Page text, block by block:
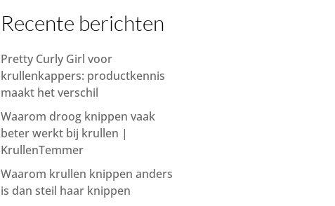
Recente berichten
Pretty Curly Girl voor
krullenkappers: productkennis
maakt het verschil
Waarom droog knippen vaak
beter werkt bij krullen |
KrullenTemmer
Waarom krullen knippen anders
is dan steil haar knippen